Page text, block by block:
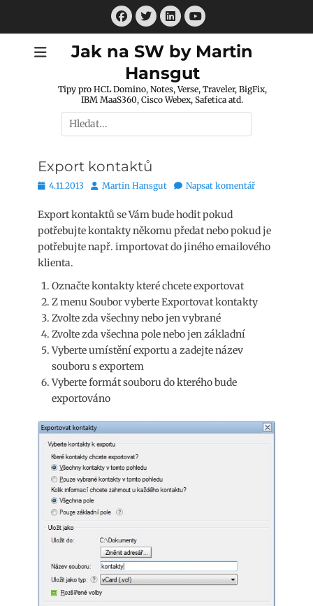
Facebook
Twitter
LinkedIn
Youtube
Jak na SW by Martin
Hansgut
Tipy pro HCL Domino, Notes, Verse, Traveler, BigFix,
IBM MaaS360, Cisco Webex, Safetica atd.
Hledat:
Export kontaktů
Publikováno
4.11.2013 AutorMartin Hansgut Napsat komentář
Export kontaktů se Vám bude hodit pokud
potřebujte kontakty někomu předat nebo pokud je
potřebujte např. importovat do jiného emailového
klienta.
Označte kontakty které chcete exportovat
Z menu Soubor vyberte Exportovat kontakty
Zvolte zda všechny nebo jen vybrané
Zvolte zda všechna pole nebo jen základní
Vyberte umístění exportu a zadejte název
souboru s exportem
Vyberte formát souboru do kterého bude
exportováno